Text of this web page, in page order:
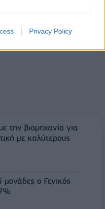
Privacy Policy
την βιομηχανία για
με καλύτερους
μονάδες ο Γενικός